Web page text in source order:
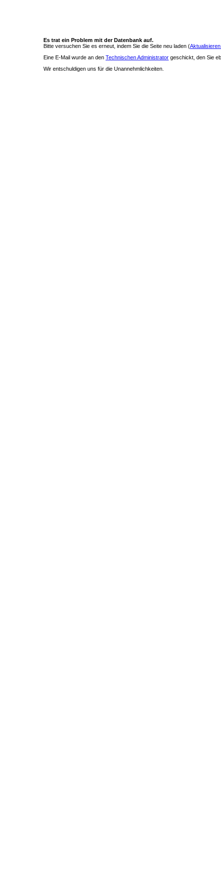
Es trat ein Problem mit der Datenbank auf.
Bitte versuchen Sie es erneut, indem Sie die Seite neu laden (
Eine E-Mail wurde an den Technischen Administrator geschickt, den Sie
Wir entschuldigen uns für die Unannehmlichkeiten.